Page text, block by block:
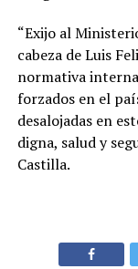
“Exijo al
cabeza de Luis
normativa
forzados en el
desalojadas en
digna, salud y
Castilla.